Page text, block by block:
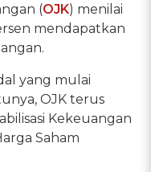
(OJK) menilai
mendapatkan
yang mulai
OJK terus
Kekeuangan
Saham